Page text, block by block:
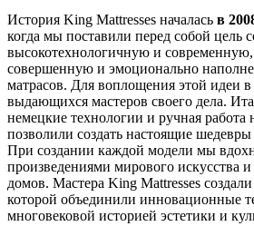
История King Mattresses началась в
когда мы поставили перед собой цель
высокотехнологичную и современную,
совершенную и эмоционально
матрасов. Для воплощения этой идеи
выдающихся мастеров своего дела.
немецкие технологии и ручная
позволили создать настоящие шедевры
При создании каждой модели мы
произведениями мирового искусства
домов. Мастера King Mattresses
которой объединили инновационные
многовековой историей эстетики и